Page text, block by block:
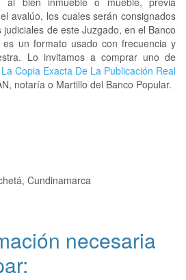
avalúo, los cuales serán consignados
de este Juzgado, en el Banco
un formato usado con frecuencia y
Lo invitamos a comprar uno de
Copia Exacta De La Publicación Real
notaría o Martillo del Banco Popular.
Cundinamarca
necesaria